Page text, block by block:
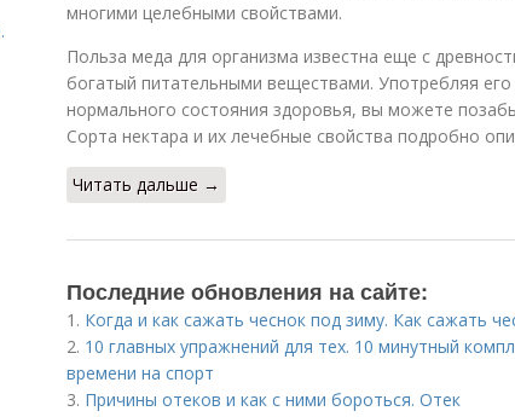
многими целебными свойствами.
Польза меда для организма известна еще с
богатый питательными веществами. Употребляя
нормального состояния здоровья, вы можете
Сорта нектара и их лечебные свойства подробно
Читать дальше →
Последние обновления на сайте:
1. Когда и как сажать чеснок под зиму. Как сажать
2. 10 главных упражнений для тех. 10 минутный
времени на спорт
3. Причины отеков и как с ними бороться. Отек